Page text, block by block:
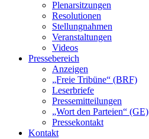
Plenarsitzungen
Resolutionen
Stellungnahmen
Veranstaltungen
Videos
Pressebereich
Anzeigen
„Freie Tribüne“ (BRF)
Leserbriefe
Pressemitteilungen
„Wort den Parteien“ (GE)
Pressekontakt
Kontakt